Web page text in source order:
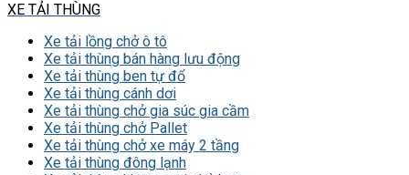
XE TẢI THÙNG
Xe tải lồng chở ô tô
Xe tải thùng bán hàng lưu động
Xe tải thùng ben tự đổ
Xe tải thùng cánh dơi
Xe tải thùng chở gia súc gia cầm
Xe tải thùng chở Pallet
Xe tải thùng chở xe máy 2 tầng
Xe tải thùng đông lạnh